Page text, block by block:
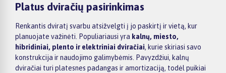
Platus dviračių pasirinkimas
Renkantis dviratį svarbu atsižvelgti į jo paskirtį ir vietą, kur
planuojate važinėti. Populiariausi yra kalnų, miesto,
hibridiniai, plento ir elektriniai dviračiai, kurie skiriasi savo
konstrukcija ir naudojimo galimybėmis. Pavyzdžiui, kalnų
dviračiai turi platesnes padangas ir amortizaciją, todėl puikiai